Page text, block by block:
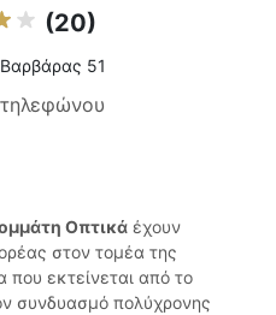
(20)
51
Οπτικά έχουν
στον τομέα της
που εκτείνεται από το
συνδυασμό πολύχρονης